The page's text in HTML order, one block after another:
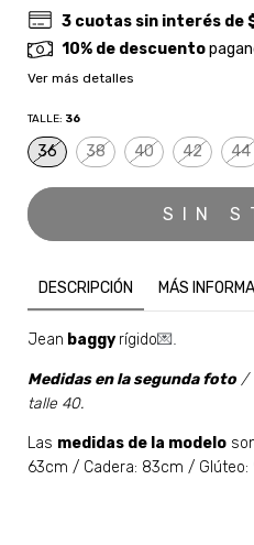
3 cuotas sin interés de
10% de descuento
Ver más detalles
TALLE: 36
36 38 40 42 44
DESCRIPCIÓN MÁS
Jean baggy rígido💌.
Medidas en lasegundafoto /
talle 40.
Las medidas de la modelo
63cm / Cadera: 83cm /